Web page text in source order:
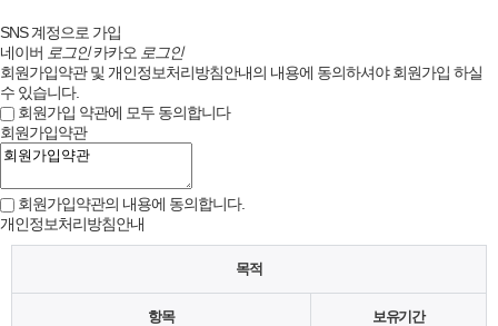
SNS 계정으로 가입
네이버 로그인 카카오 로그인
회원가입약관 및 개인정보처리방침안내의 내용에 동의하셔야 회원가입 하실
수 있습니다.
회원가입 약관에 모두 동의합니다
회원가입약관
회원가입약관의 내용에 동의합니다.
개인정보처리방침안내
목적
항목 보유기간